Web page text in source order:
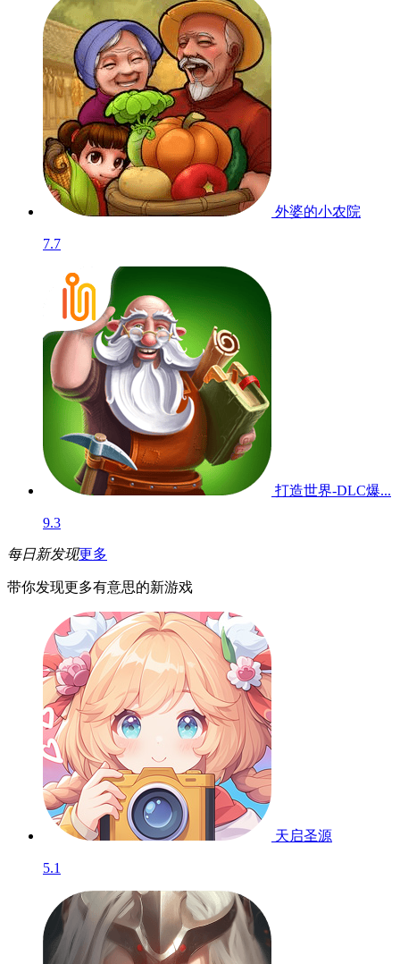
外婆的小农院
7.7
打造世界-DLC爆...
9.3
每日新发现更多
带你发现更多有意思的新游戏
天启圣源
5.1